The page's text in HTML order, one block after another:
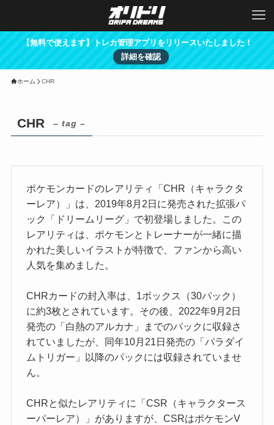
【無料で使えます】トレカ管理アプリをリリースいたしました！
詳細を確認
ホーム CHR
CHR – tag –
ポケモンカードのレアリティ「CHR（キャラクタ
ーレア）」は、2019年8月2日に発売された拡張パ
ック「ドリームリーグ」で初登場しました。この
レアリティは、ポケモンとトレーナーが一緒に描
かれた美しいイラストが特徴で、ファンから高い
人気を集めました。
CHRカードの封入率は、1ボックス（30パック）
に約3枚とされています。その後、2022年9月2日
発売の「白熱のアルカナ」までのパックに収録さ
れていましたが、同年10月21日発売の「パラダイ
ムトリガー」以降のパックには収録されていませ
ん。
CHRと似たレアリティに「CSR（キャラクタース
ーパーレア）」がありますが、CSRはポケモンV